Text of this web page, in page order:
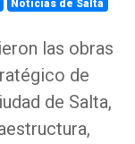
Noticias de Salta
las obras
de
de Salta,